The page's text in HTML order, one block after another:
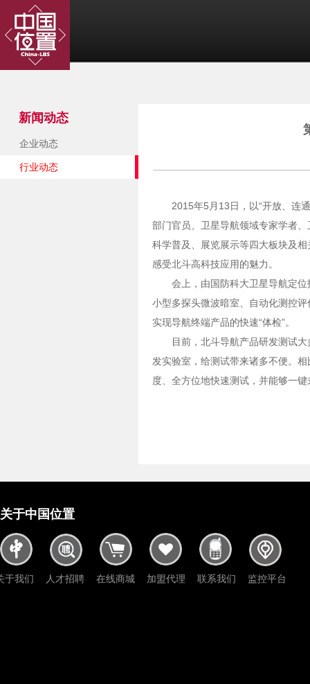
新闻动态
企业动态
行业动态
2015年5月13日，以“开放、连
部门官员、卫星导航领域专家学者
科学普及、展览展示等四大板块及
感受北斗高科技应用的魅力。
会上，由国防科大卫星导航定
小型多探头微波暗室、自动化测控
实现导航终端产品的快速“体检”。
目前，北斗导航产品研发测试
发实验室，给测试带来诸多不便。
度、全方位地快速测试，并能够一
关于中国位置
于我们 人才招聘 在线商城 加盟代理 联系我们 监控平台